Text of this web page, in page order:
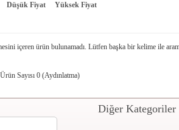
Düşük Fiyat Yüksek Fiyat
içeren ürün bulunamadı. Lütfen başka bir kelime ile
Sayısı 0 (Aydınlatma)
Diğer Kategoriler